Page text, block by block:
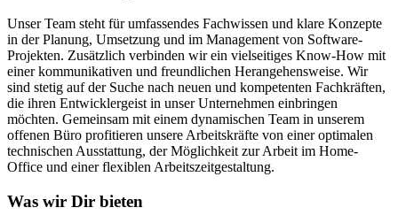
Unser Team steht für umfassendes Fachwissen und klare Konzepte
in der Planung, Umsetzung und im Management von Software-
Projekten. Zusätzlich verbinden wir ein vielseitiges Know-How mit
einer kommunikativen und freundlichen Herangehensweise. Wir
sind stetig auf der Suche nach neuen und kompetenten Fachkräften,
die ihren Entwicklergeist in unser Unternehmen einbringen
möchten. Gemeinsam mit einem dynamischen Team in unserem
offenen Büro profitieren unsere Arbeitskräfte von einer optimalen
technischen Ausstattung, der Möglichkeit zur Arbeit im Home-
Office und einer flexiblen Arbeitszeitgestaltung.
Was wir Dir bieten